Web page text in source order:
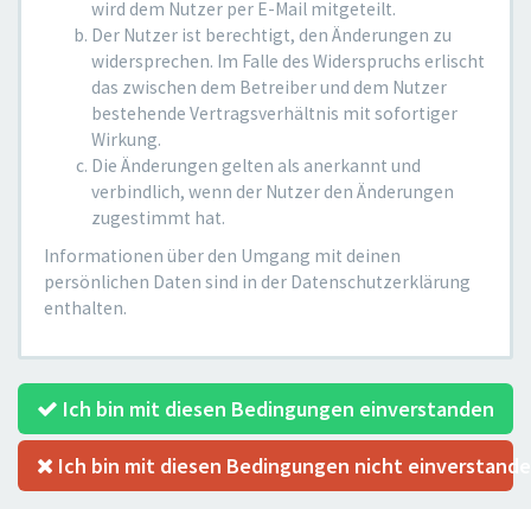
wird dem Nutzer per E-Mail mitgeteilt.
Der Nutzer ist berechtigt, den Änderungen zu
widersprechen. Im Falle des Widerspruchs erlischt
das zwischen dem Betreiber und dem Nutzer
bestehende Vertragsverhältnis mit sofortiger
Wirkung.
Die Änderungen gelten als anerkannt und
verbindlich, wenn der Nutzer den Änderungen
zugestimmt hat.
Informationen über den Umgang mit deinen
persönlichen Daten sind in der Datenschutzerklärung
enthalten.
Ich bin mit diesen Bedingungen einverstanden
Ich bin mit diesen Bedingungen nicht